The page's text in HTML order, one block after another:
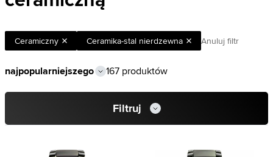
Ceramiczny Ceramika-stal nierdzewna Anuluj filtr
167 produktów
Filtruj